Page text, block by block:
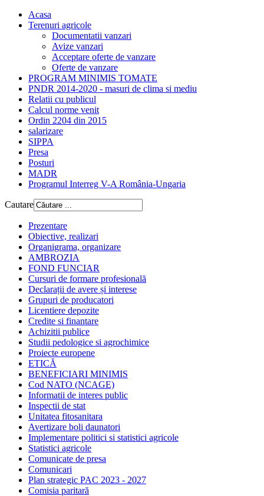
Acasa
Terenuri agricole
Documentatii vanzari
Avize vanzari
Acceptare oferte de vanzare
Oferte de vanzare
PROGRAM MINIMIS TOMATE
PNDR 2014-2020 - masuri de clima si mediu
Relatii cu publicul
Calcul norme venit
Ordin 2204 din 2015
salarizare
SIPPA
Presa
Posturi
MADR
Programul Interreg V-A România-Ungaria
Cautare
Prezentare
Obiective, realizari
Organigrama, organizare
AMBROZIA
FOND FUNCIAR
Cursuri de formare profesională
Declarații de avere și interese
Grupuri de producatori
Licentiere depozite
Credite si finantare
Achizitii publice
Studii pedologice si agrochimice
Proiecte europene
ETICĂ
BENEFICIARI MINIMIS
Cod NATO (NCAGE)
Informatii de interes public
Inspectii de stat
Unitatea fitosanitara
Avertizare boli daunatori
Implementare politici si statistici agricole
Statistici agricole
Comunicate de presa
Comunicari
Plan strategic PAC 2023 - 2027
Comisia paritară